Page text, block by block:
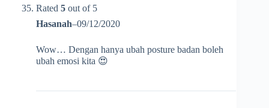
Rated 5 out of 5
Hasanah–09/12/2020
Wow… Dengan hanya ubah posture badan boleh
ubah emosi kita 😍